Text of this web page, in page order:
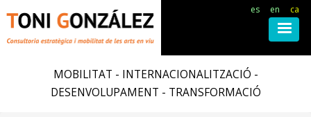
MOBILITAT - INTERNACIONALITZACIÓ -
DESENVOLUPAMENT - TRANSFORMACIÓ
es en ca